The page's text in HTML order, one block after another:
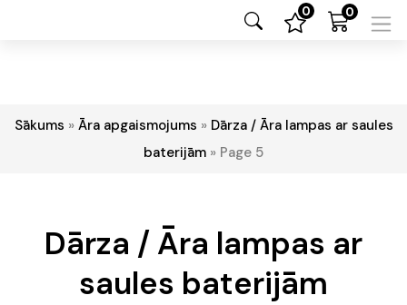
0 0
Sākums » Āra apgaismojums » Dārza / Āra lampas ar saules
baterijām » Page 5
Dārza / Āra lampas ar
saules baterijām